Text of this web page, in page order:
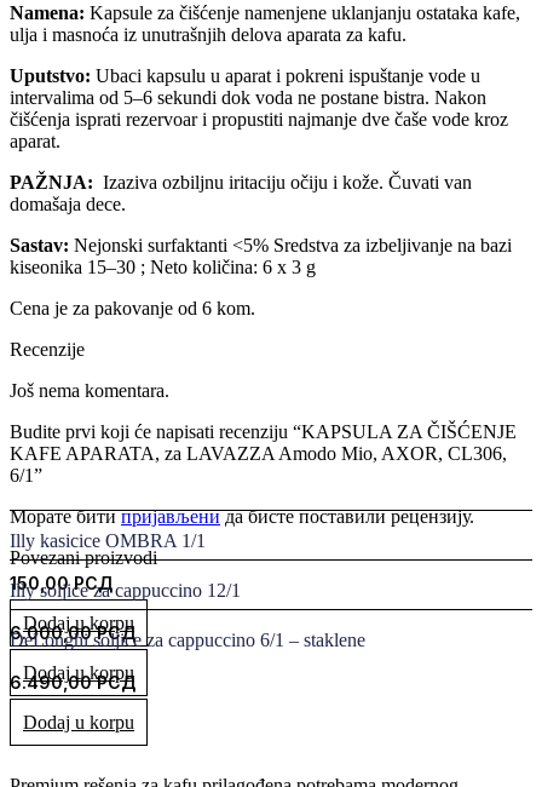
Namena: Kapsule za čišćenje namenjene uklanjanju ostataka kafe,
ulja i masnoća iz unutrašnjih delova aparata za kafu.
Uputstvo: Ubaci kapsulu u aparat i pokreni ispuštanje vode u
intervalima od 5–6 sekundi dok voda ne postane bistra. Nakon
čišćenja isprati rezervoar i propustiti najmanje dve čaše vode kroz
aparat.
PAŽNJA: Izaziva ozbiljnu iritaciju očiju i kože. Čuvati van
domašaja dece.
Sastav: Nejonski surfaktanti <5% Sredstva za izbeljivanje na bazi
kiseonika 15–30 ; Neto količina: 6 x 3 g
Cena je za pakovanje od 6 kom.
Recenzije
Još nema komentara.
Budite prvi koji će napisati recenziju “KAPSULA ZA ČIŠĆENJE
KAFE APARATA, za LAVAZZA Amodo Mio, AXOR, CL306,
6/1”
Морате битипријављенида бисте поставили рецензију.
Povezani proizvodi
Illy kasicice OMBRA 1/1
150,00РСД
Dodaj u korpu
Illy soljice za cappuccino 12/1
6.000,00РСД
Dodaj u korpu
DeLonghi soljice za cappuccino 6/1 – staklene
6.490,00РСД
Dodaj u korpu